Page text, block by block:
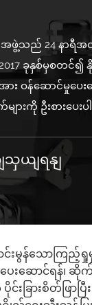
ဖွဲ့သည် 24 နာရီအတွ
ခုနှစ်မှစတင်၍ နိုင်
ား ဝန်ဆောင်မှုပေ
က်များကို ဦးစားပေ
ယျရနျ
းမွန်သောကြည့်ရှု
းဆောင်ရန်၊ ဆိုက်
ခြားစိတ်ဖြာပြီး